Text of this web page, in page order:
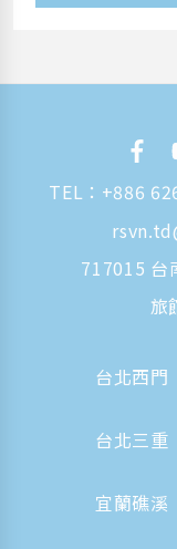
TEL： +886
717015 台
旅
台北西門
台北三重
宜蘭礁溪